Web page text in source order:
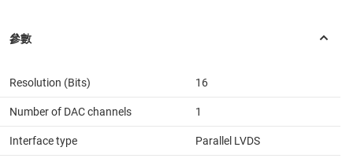
Resolution (Bits) 16
Number of DAC channels 1
Interface type Parallel LVDS